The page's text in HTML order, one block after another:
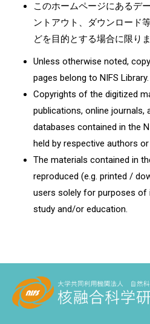
このホームページにあるデ
ントアウト、ダウンロード
どを目的とする場合に限りま
Unless otherwise noted,
pages belong to NIFS Library.
Copyrights of the digitized
publications, online journals,
databases contained in the
held by respective authors
The materials contained in
reproduced (e.g. printed /
users solely for purposes of
study and/or education.